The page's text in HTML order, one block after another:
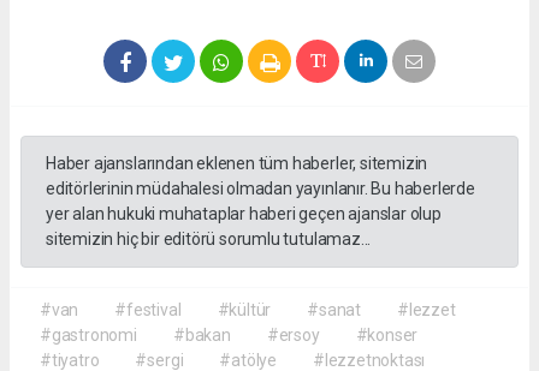
Haber ajanslarından eklenen tüm haberler, sitemizin
editörlerinin müdahalesi olmadan yayınlanır. Bu haberlerde
yer alan hukuki muhataplar haberi geçen ajanslar olup
sitemizin hiç bir editörü sorumlu tutulamaz...
#van #festival #kültür #sanat
#lezzet
#gastronomi
#bakan #ersoy
#konser
#tiyatro
#sergi #atölye
#lezzetnoktası